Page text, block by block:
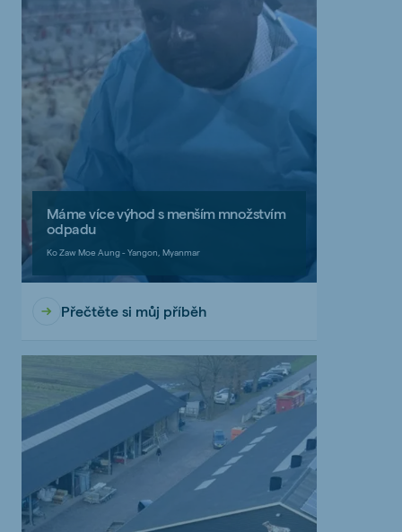
Máme více výhod s menším množstvím
odpadu
Ko Zaw Moe Aung - Yangon, Myanmar
Přečtěte si můj příběh